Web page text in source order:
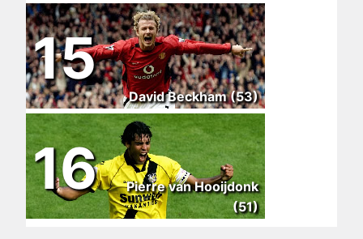
15
David Beckham (53)
16
Pierre van Hooijdonk
(51)